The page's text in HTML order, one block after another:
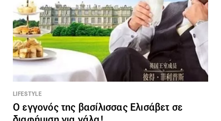
LIFESTYLE
Ο εγγονός της βασίλισσας Ελισάβετ σε